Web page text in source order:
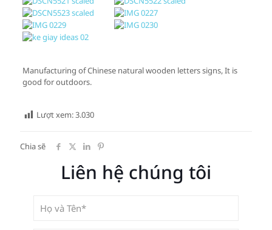
Manufacturing of Chinese natural wooden letters signs, It is
good for outdoors.
Lượt xem:3.030
Chia sẽ
Liên hệ chúng tôi